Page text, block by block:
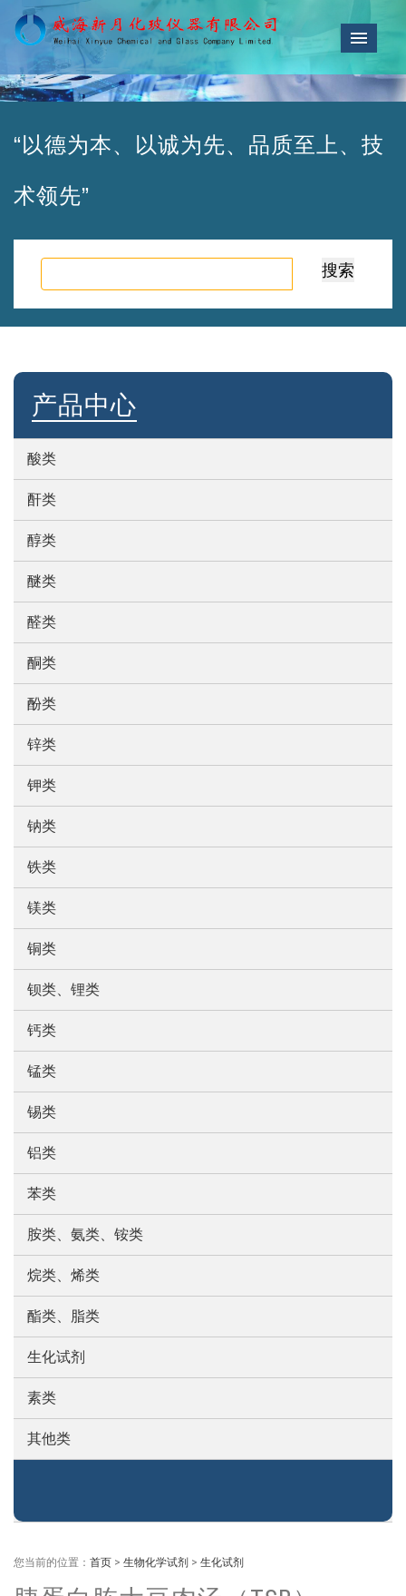
“以德为本、以诚为先、品质至上、技
术领先”
产品中心
酸类
酐类
醇类
醚类
醛类
酮类
酚类
锌类
钾类
钠类
铁类
镁类
铜类
钡类、锂类
钙类
锰类
锡类
铝类
苯类
胺类、氨类、铵类
烷类、烯类
酯类、脂类
生化试剂
素类
其他类
您当前的位置： 首页 > 生物化学试剂 > 生化试剂